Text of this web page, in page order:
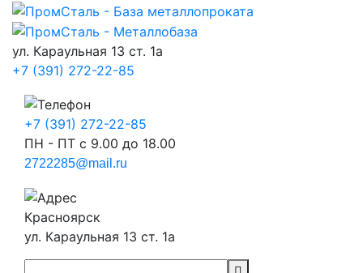
ул. Караульная 13 ст. 1а
+7 (391) 272-22-85
+7 (391) 272-22-85
ПН - ПТ с 9.00 до 18.00
2722285@mail.ru
Красноярск
ул. Караульная 13 ст. 1а